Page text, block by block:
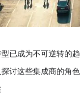
已成为不可逆转的
讨这些集成商的角